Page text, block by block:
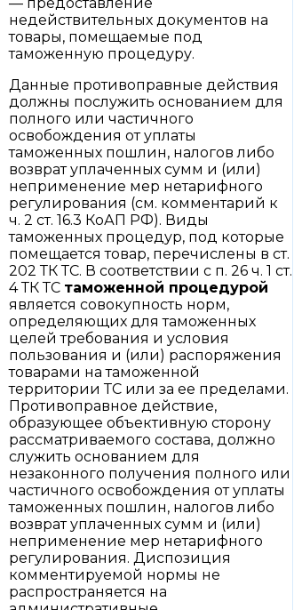
недействительных документов на
товары, помещаемые под
таможенную процедуру.
Данные противоправные действия
должны послужить основанием для
полного или частичного
освобождения от уплаты
таможенных пошлин, налогов либо
возврат уплаченных сумм и (или)
неприменение мер нетарифного
регулирования (см. комментарий к
ч. 2 ст. 16.3 КоАП РФ). Виды
таможенных процедур, под которые
помещается товар, перечислены в ст.
202 ТК ТС. В соответствии с п. 26 ч. 1 ст.
4 ТК ТС таможенной процедурой
является совокупность норм,
определяющих для таможенных
целей требования и условия
пользования и (или) распоряжения
товарами на таможенной
территории ТС или за ее пределами.
Противоправное действие,
образующее объективную сторону
рассматриваемого состава, должно
служить основанием для
незаконного получения полного или
частичного освобождения от уплаты
таможенных пошлин, налогов либо
возврат уплаченных сумм и (или)
неприменение мер нетарифного
регулирования. Диспозиция
комментируемой нормы не
распространяется на